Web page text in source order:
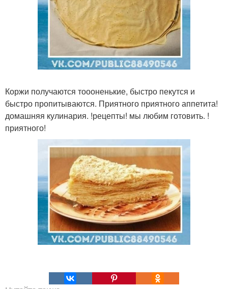
Коржи получаются тоооненькие, быстро пекутся и
быстро пропитываются. Приятного приятного аппетита!
домашняя кулинария. !рецепты! мы любим готовить. !
приятного!